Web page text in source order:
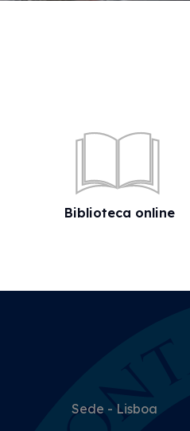
Biblioteca online
Sede - Lisboa